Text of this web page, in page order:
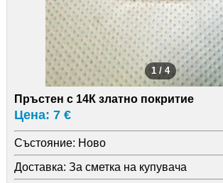
1 / 4
Пръстен с 14К златно покритие
Цена: 7 €
Състояние: Ново
Доставка: За сметка на купувача